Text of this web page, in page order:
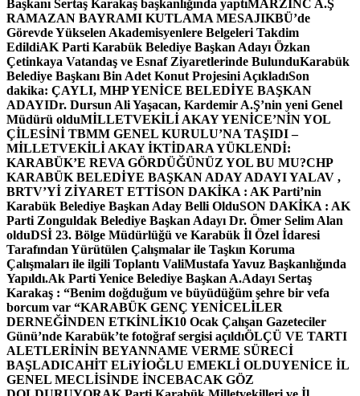
Başkanı Sertaş Karakaş başkanlığında yaptıMARZINC A.Ş
RAMAZAN BAYRAMI KUTLAMA MESAJIKBÜ’de
Görevde Yükselen Akademisyenlere Belgeleri Takdim
EdildiAK Parti Karabük Belediye Başkan Adayı Özkan
Çetinkaya Vatandaş ve Esnaf Ziyaretlerinde BulunduKarabük
Belediye Başkanı Bin Adet Konut Projesini AçıkladıSon
dakika: ÇAYLI, MHP YENİCE BELEDİYE BAŞKAN
ADAYIDr. Dursun Ali Yaşacan, Kardemir A.Ş’nin yeni Genel
Müdürü olduMİLLETVEKİLİ AKAY YENİCE’NİN YOL
ÇİLESİNİ TBMM GENEL KURULU’NA TAŞIDI –
MİLLETVEKİLİ AKAY İKTİDARA YÜKLENDİ:
KARABÜK’E REVA GÖRDÜĞÜNÜZ YOL BU MU?CHP
KARABÜK BELEDİYE BAŞKAN ADAY ADAYI YALAV ,
BRTV’Yİ ZİYARET ETTİSON DAKİKA : AK Parti’nin
Karabük Belediye Başkan Aday Belli OlduSON DAKİKA : AK
Parti Zonguldak Belediye Başkan Adayı Dr. Ömer Selim Alan
olduDSİ 23. Bölge Müdürlüğü ve Karabük İl Özel İdaresi
Tarafından Yürütülen Çalışmalar ile Taşkın Koruma
Çalışmaları ile ilgili Toplantı ValiMustafa Yavuz Başkanlığında
Yapıldı.Ak Parti Yenice Belediye Başkan A.Adayı Sertaş
Karakaş : “Benim doğduğum ve büyüdüğüm şehre bir vefa
borcum var “KARABÜK GENÇ YENİCELİLER
DERNEĞİNDEN ETKİNLİK10 Ocak Çalışan Gazeteciler
Günü’nde Karabük’te fotoğraf sergisi açıldıÖLÇÜ VE TARTI
ALETLERİNİN BEYANNAME VERME SÜRECİ
BAŞLADICAHİT ELiYİOĞLU EMEKLİ OLDUYENİCE İL
GENEL MECLİSİNDE İNCEBACAK GÖZ